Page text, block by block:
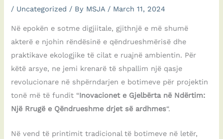
/ Uncategorized / By MSJA / March 11, 2024
Në epokën e sotme digjiitale, gjithnjë e më shumë
akterë e njohin rëndësinë e qëndrueshmërisë dhe
praktikave ekologjike të cilat e ruajnë ambientin. Për
këtë arsye, ne jemi krenarë të shpallim një qasje
revolucionare në shpërndarjen e botimeve për projektin
tonë më të fundit “Inovacionet e Gjelbërta në Ndërtim:
Një Rrugë e Qëndrueshme drjet së ardhmes“.
Në vend të printimit tradicional të botimeve në letër,